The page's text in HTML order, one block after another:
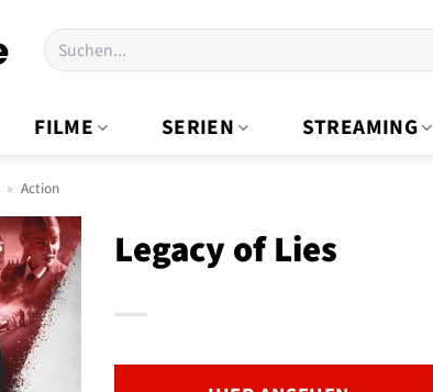
Suchen
nach:
FILME SERIEN STREAMING
» Action
Legacy of Lies